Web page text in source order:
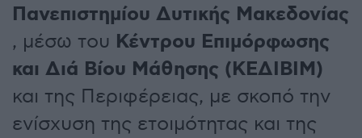
Πανεπιστημίου Δυτικής Μακεδονίας
, μέσω του Κέντρου Επιμόρφωσης
και Διά Βίου Μάθησης (ΚΕΔΙΒΙΜ)
και της Περιφέρειας, με σκοπό την
ενίσχυση της ετοιμότητας και της